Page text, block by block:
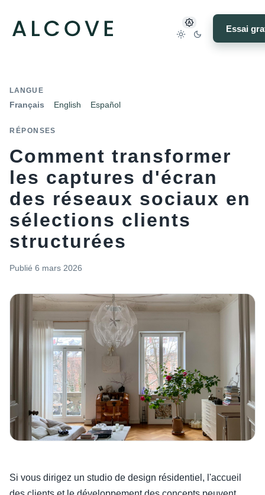
Essai
LANGUE
Français English Español
RÉPONSES
Comment transformer
les captures d'écran
des réseaux sociaux en
sélections clients
structurées
Publié 6 mars 2026
Si vous dirigez un studio de design résidentiel, l'accueil